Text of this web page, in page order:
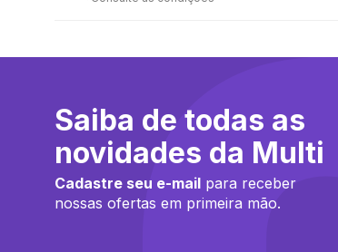
Saiba de todas as
novidades da Multi
Cadastre seu e-mail para receber
nossas ofertas em primeira mão.